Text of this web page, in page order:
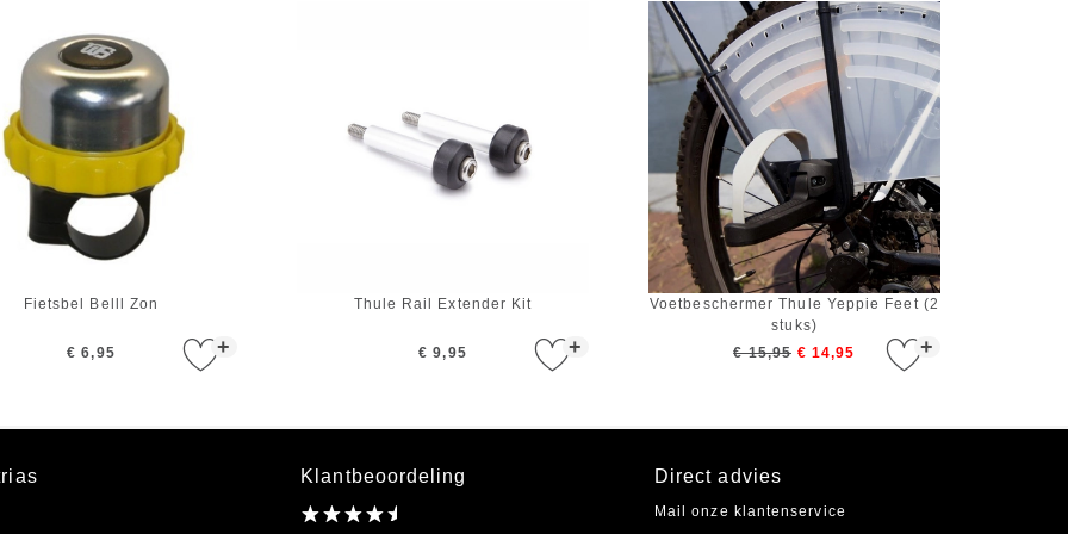
+
Fietsbel Belll Zon
€ 6,95 +
Thule Rail Extender Kit
€ 9,95 +
Voetbeschermer Thule Yeppie Feet (2
stuks)
€ 15,95 € 14,95
Klantbeoordeling Direct advies
Mail onze klantenservice